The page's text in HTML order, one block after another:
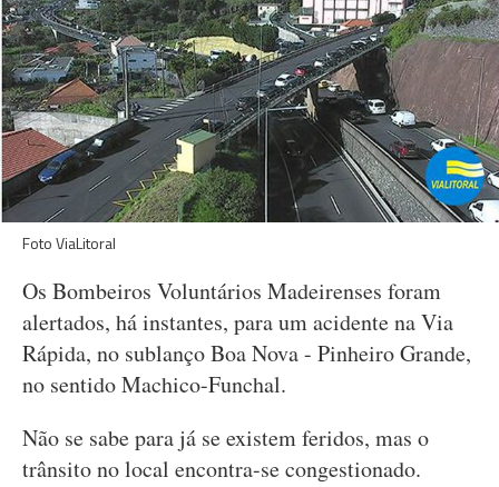
Foto ViaLitoral
Os Bombeiros Voluntários Madeirenses foram
alertados, há instantes, para um acidente na Via
Rápida, no sublanço Boa Nova - Pinheiro Grande,
no sentido Machico-Funchal.
Não se sabe para já se existem feridos, mas o
trânsito no local encontra-se congestionado.